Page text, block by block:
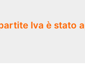
Iva è stato